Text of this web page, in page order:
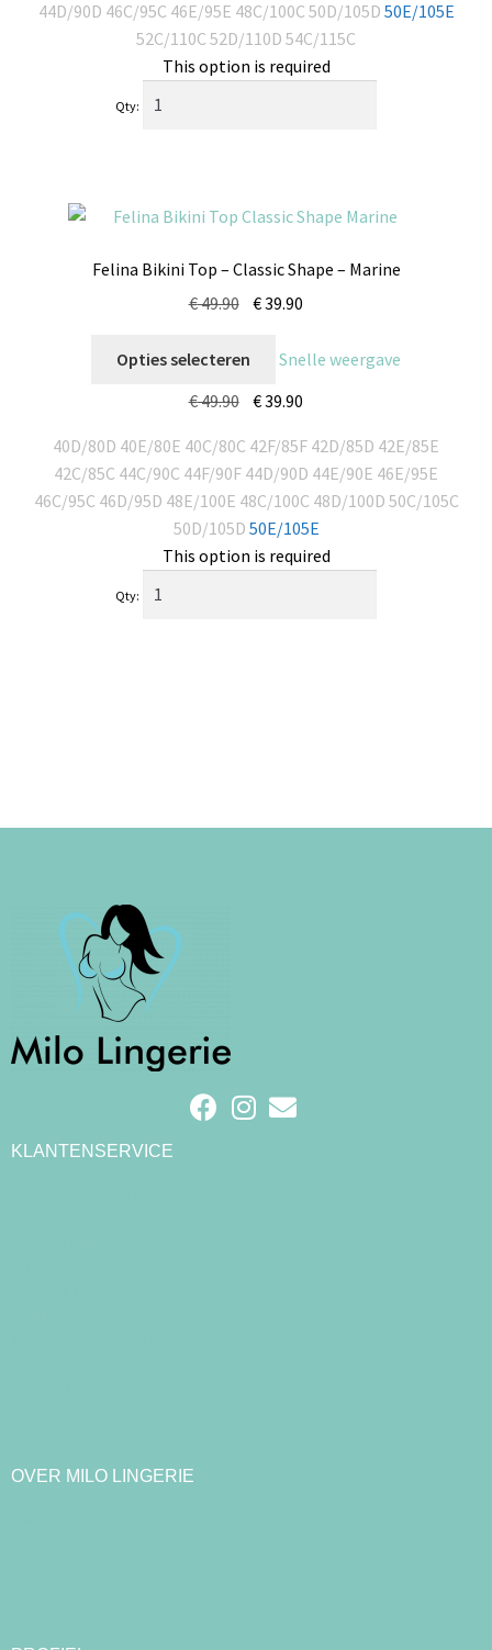
44D/90D 46C/95C 46E/95E 48C/100C 50D/105D 50E/105E
52C/110C 52D/110D 54C/115C
This option is required
Qty:
Felina Bikini Top – Classic Shape – Marine
€49.90 €39.90
Opties selecteren
Snelle weergave
€49.90 €39.90
40D/80D 40E/80E 40C/80C 42F/85F 42D/85D 42E/85E
42C/85C 44C/90C 44F/90F 44D/90D 44E/90E 46E/95E
46C/95C 46D/95D 48E/100E 48C/100C 48D/100D 50C/105C
50D/105D 50E/105E
This option is required
Qty:
KLANTENSERVICE
OVER MILO LINGERIE